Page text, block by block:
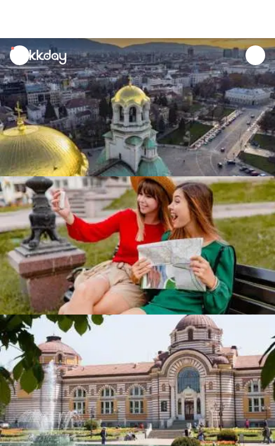
unread
notifications